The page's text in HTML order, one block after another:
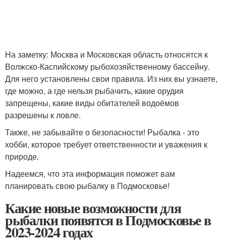
На заметку: Москва и Московская область относятся к
Волжско-Каспийскому рыбохозяйственному бассейну.
Для него установлены свои правила. Из них вы узнаете,
где можно, а где нельзя рыбачить, какие орудия
запрещены, какие виды обитателей водоёмов
разрешены к ловле.
Также, не забывайте о безопасности! Рыбалка - это
хобби, которое требует ответственности и уважения к
природе.
Надеемся, что эта информация поможет вам
планировать свою рыбалку в Подмосковье!
Какие новые возможности для
рыбалки появятся в Подмосковье в
2023-2024 годах